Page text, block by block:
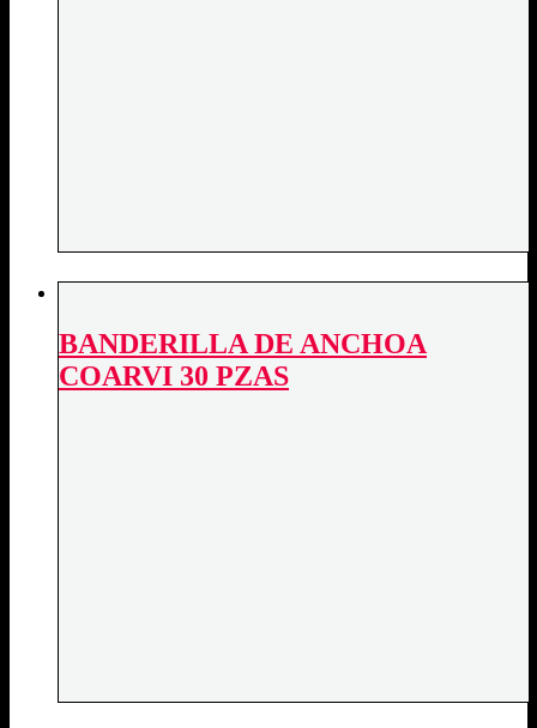
BANDERILLA DE ANCHOA
COARVI 30 PZAS